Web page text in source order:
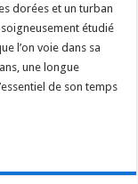
dorées et un turban
étudié
l’on voie dans sa
une longue
de son temps